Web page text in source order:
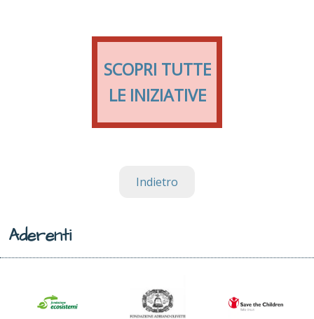
SCOPRI TUTTE
LE INIZIATIVE
Indietro
Aderenti